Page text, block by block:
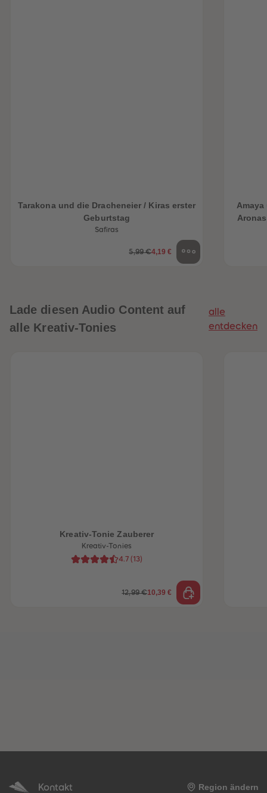
Tarakona und die Dracheneier / Kiras erster
Geburtstag
Safiras
5,99 €4,19 €
Lade diesen Audio Content auf
alle Kreativ-Tonies
alle
entdecken
Kreativ-Tonie Zauberer
Kreativ-Tonies
4.7 (13)
12,99 €10,39 €
Kontakt Region ändern